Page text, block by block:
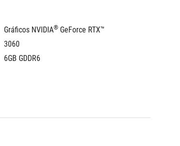
Gráficos NVIDIA® GeForce RTX™
3060
6GB GDDR6